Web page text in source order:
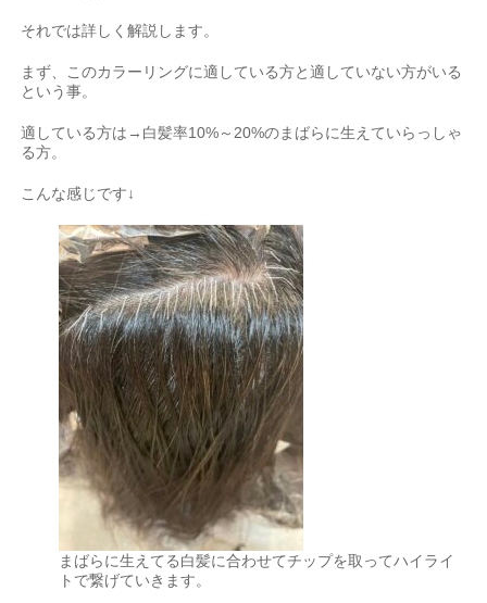
それでは詳しく解説します。
まず、このカラーリングに適している方と適していない方がいる
という事。
適している方は→白髪率10%～20%のまばらに生えていらっしゃ
る方。
こんな感じです↓
まばらに生えてる白髪に合わせてチップを取ってハイライ
トで繋げていきます。